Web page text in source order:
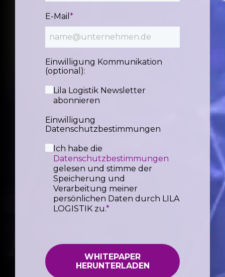
E-Mail *
Einwilligung Kommunikation
(optional):
Lila Logistik Newsletter
abonnieren
Einwilligung
Datenschutzbestimmungen
Ich habe die
Datenschutzbestimmungen
gelesen und stimme der
Speicherung und
Verarbeitung meiner
persönlichen Daten durch LILA
LOGISTIK zu.*
WHITEPAPER
HERUNTERLADEN